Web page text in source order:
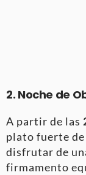
2. Noche de
A partir de las
plato fuerte de
disfrutar de
firmamento